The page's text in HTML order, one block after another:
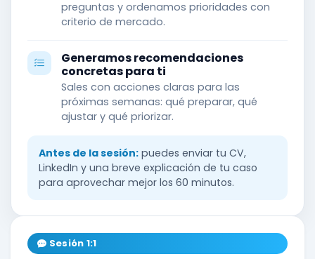
preguntas y ordenamos prioridades con
criterio de mercado.
Generamos recomendaciones
concretas para ti
Sales con acciones claras para las
próximas semanas: qué preparar, qué
ajustar y qué priorizar.
Antes de la sesión: puedes enviar tu CV,
LinkedIn y una breve explicación de tu caso
para aprovechar mejor los 60 minutos.
Sesión 1:1